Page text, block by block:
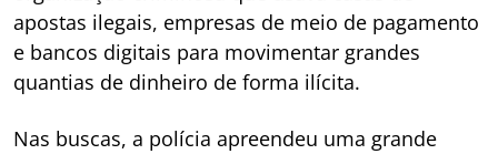
apostas ilegais, empresas de meio de pagamento
e bancos digitais para movimentar grandes
quantias de dinheiro de forma ilícita.
Nas buscas, a polícia apreendeu uma grande